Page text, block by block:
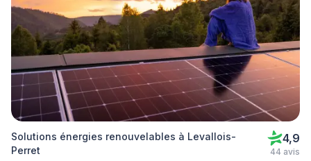
Solutions énergies renouvelables à Levallois-
Perret
4,9
44 avis